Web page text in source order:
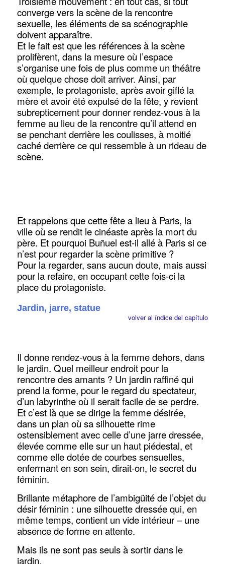
converge vers la scène de la rencontre
sexuelle, les éléments de sa scénographie
doivent apparaître.
Et le fait est que les références à la scène
prolifèrent, dans la mesure où l’espace
s’organise une fois de plus comme un théâtre
où quelque chose doit arriver. Ainsi, par
exemple, le protagoniste, après avoir giflé la
mère et avoir été expulsé de la fête, y revient
subrepticement pour donner rendez-vous à la
femme au lieu de la rencontre qu’il attend en
se penchant derrière les coulisses, à moitié
caché derrière ce qui ressemble à un rideau de
scène.
Et rappelons que cette fête a lieu à Paris, la
ville où se rendit le cinéaste après la mort du
père. Et pourquoi Buñuel est-il allé à Paris si ce
n’est pour regarder la scène primitive ?
Pour la regarder, sans aucun doute, mais aussi
pour la refaire, en occupant cette fois-ci la
place du protagoniste.
Jardin, jarre, statue
volver al índice del capítulo
Il donne rendez-vous à la femme dehors, dans
le jardin. Quel meilleur endroit pour la
rencontre des amants ? Un jardin raffiné qui
prend la forme, pour le regard du spectateur,
d’un labyrinthe où il serait facile de se perdre.
Et c’est là que se dirige la femme désirée,
dans un plan où sa silhouette rime
ostensiblement avec celle d’une jarre dressée,
élevée comme elle sur un haut piédestal, et
comme elle dotée de courbes sensuelles,
enfermant en son sein, dirait-on, le secret du
féminin.
Brillante métaphore de l’ambigüité de l’objet du
désir féminin : une silhouette dressée qui, en
même temps, contient un vide intérieur – une
absence de forme en attente.
Mais ils ne sont pas seuls à sortir dans le
jardin.